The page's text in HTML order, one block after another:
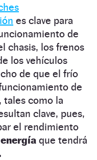
es clave para
de
chasis, los frenos
los vehículos
de que el frío
de
tales como la
clave, pues,
el rendimiento
que tendrá